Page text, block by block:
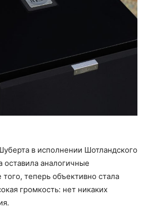
в исполнении Шотландского
оставила аналогичные
теперь объективно стала
громкость: нет никаких